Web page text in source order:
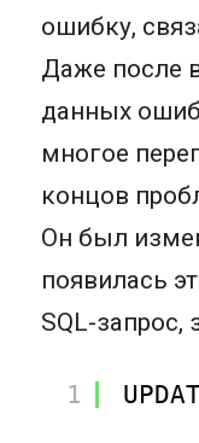
ошибку,
Даже после
данных
многое
концов
Он был
появилась
SQL-запрос,
1